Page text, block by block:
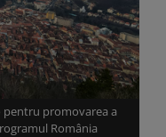
pentru promovarea a
România